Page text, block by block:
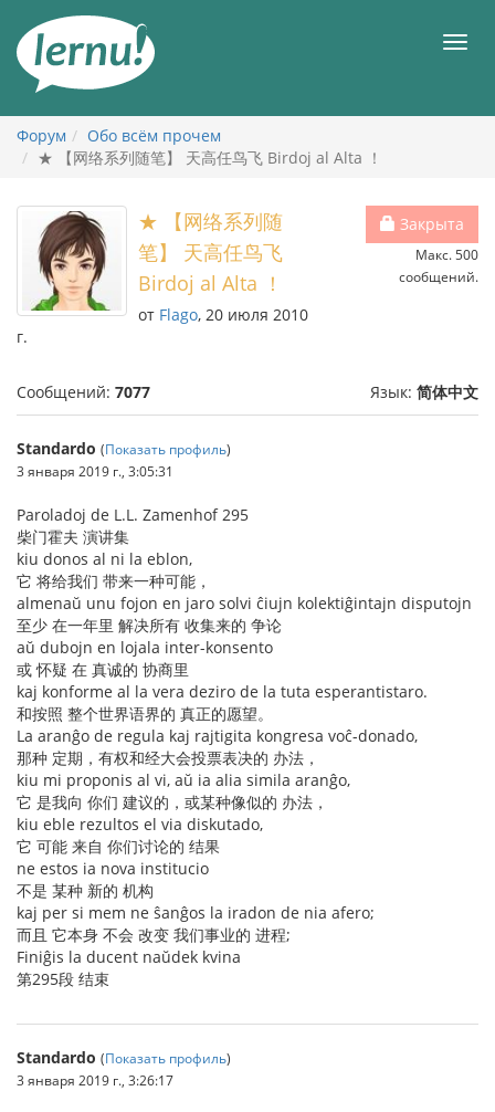
содержанию
Форум
Обо всём прочем
★ 【网络系列随笔】 天高任鸟飞 Birdoj al Alta ！
Закрыта
Макс. 500
сообщений.
★ 【网络系列随
笔】 天高任鸟飞
Birdoj al Alta ！
от Flago, 20 июля 2010
г.
Сообщений: 7077 Язык: 简体中文
Standardo (Показать профиль)
3 января 2019 г., 3:05:31
Paroladoj de L.L. Zamenhof 295
柴门霍夫 演讲集
kiu donos al ni la eblon,
它 将给我们 带来一种可能，
almenaŭ unu fojon en jaro solvi ĉiujn kolektiĝintajn disputojn
至少 在一年里 解决所有 收集来的 争论
aŭ dubojn en lojala inter-konsento
或 怀疑 在 真诚的 协商里
kaj konforme al la vera deziro de la tuta esperantistaro.
和按照 整个世界语界的 真正的愿望。
La aranĝo de regula kaj rajtigita kongresa voĉ-donado,
那种 定期，有权和经大会投票表决的 办法，
kiu mi proponis al vi, aŭ ia alia simila aranĝo,
它 是我向 你们 建议的，或某种像似的 办法，
kiu eble rezultos el via diskutado,
它 可能 来自 你们讨论的 结果
ne estos ia nova institucio
不是 某种 新的 机构
kaj per si mem ne ŝanĝos la iradon de nia afero;
而且 它本身 不会 改变 我们事业的 进程;
Finiĝis la ducent naŭdek kvina
第295段 结束
Standardo (Показать профиль)
3 января 2019 г., 3:26:17